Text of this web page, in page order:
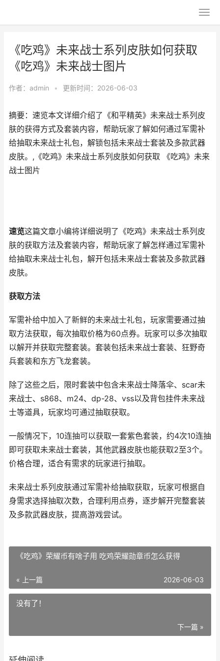
《吃鸡》未来战士系列皮肤如何获取
《吃鸡》未来战士图片
作者： admin • 更新时间：2026-06-03
摘要：速览本文详细介绍了《和平精英》未来战士系列皮
肤的获得方式及套装内容，帮助玩家了解如何通过军需补
给抽取未来战士礼包，解锁包括未来战士套装及多款武器
皮肤。,《吃鸡》未来战士系列皮肤如何获取 《吃鸡》未来
战士图片
速览这篇文章小编将详细说明了《吃鸡》未来战士系列皮
肤的获取方法及套装内容，帮助玩家了解怎样通过军需补
给抽取未来战士礼包，解开包括未来战士套装及多款武器
皮肤。
获取方法
军需补给中加入了新鲜的未来战士礼包，玩家需要通过抽
取方法获取，每次抽取价格为60点券。玩家可以多次抽取
以解开并获取完整套装。套装包括未来战士套装、狂野奇
兵套装和东方飞龙套装。
除了这些之后，限时套装中包含未来战士降落伞、scar未
来战士、s868、m24、dp-28、vss以及背包挂件未来战
士等道具，玩家均可通过抽取获取。
一般情况下，10连抽可以获取一套紫色套装，约4次10连抽
即可获取未来战士套装，其他武器皮肤也能获取2至3个。
价格合理，适合有需求的玩家进行抽取。
未来战士系列皮肤通过军需补给抽取获取，玩家可根据自
身需求选择抽取次数，合理利用点券，逐步解开完整套装
及多款武器皮肤，提高游戏尝试。
《吃鸡》荣耀币有啥子用 吃鸡荣耀勋章币怎么获得
« 上一篇 2026-06-03
没有了！
下一篇 »